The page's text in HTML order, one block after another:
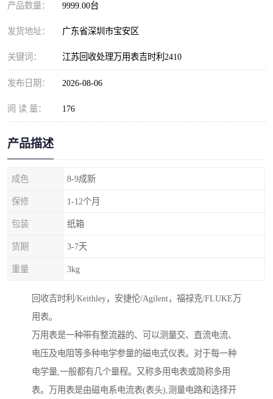
产品数量： 9999.00台
发货地址： 广东省深圳市宝安区
关键词： 江苏回收处理万用表吉时利2410
发布日期： 2026-08-06
阅 读 量： 176
产品描述
成色 8-9成新
保修 1-12个月
包装 纸箱
货期 3-7天
重量 3kg
回收吉时利/Keithley，安捷伦/Agilent，福禄克/FLUKE万
用表。
万用表是一种带有整流器的、可以测量交、直流电流、
电压及电阻等多种电学参量的磁电式仪表。对于每一种
电学量,一般都有几个量程。又称多用电表或简称多用
表。万用表是由磁电系电流表(表头),测量电路和选择开